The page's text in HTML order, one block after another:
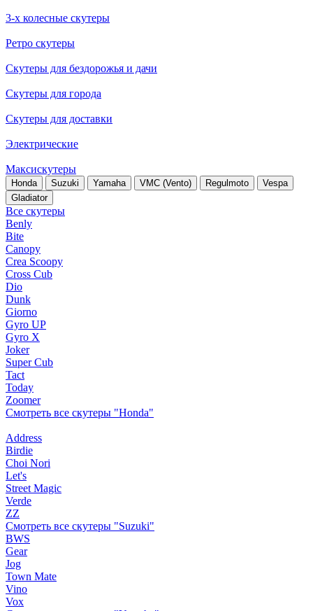
3-х колесные скутеры
Ретро скутеры
Скутеры для бездорожья и дачи
Скутеры для города
Скутеры для доставки
Электрические
Максискутеры
Honda Suzuki Yamaha VMC (Vento) Regulmoto
Vespa
Gladiator
Все скутеры
Benly
Bite
Canopy
Crea Scoopy
Cross Cub
Dio
Dunk
Giorno
Gyro UP
Gyro X
Joker
Super Cub
Tact
Today
Zoomer
Смотреть все скутеры "Honda"
Address
Birdie
Choi Nori
Let's
Street Magic
Verde
ZZ
Смотреть все скутеры "Suzuki"
BWS
Gear
Jog
Town Mate
Vino
Vox